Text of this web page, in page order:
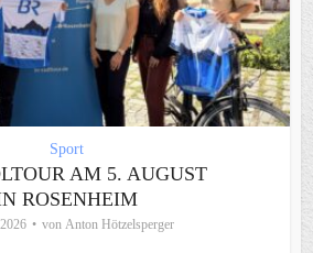
Sport
AM 5. AUGUST
ROSENHEIM
von Anton Hötzelsperger